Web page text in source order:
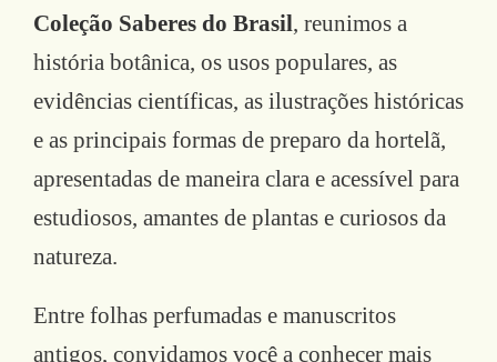
Coleção Saberes do Brasil, reunimos a
história botânica, os usos populares, as
evidências científicas, as ilustrações históricas
e as principais formas de preparo da hortelã,
apresentadas de maneira clara e acessível para
estudiosos, amantes de plantas e curiosos da
natureza.
Entre folhas perfumadas e manuscritos
antigos, convidamos você a conhecer mais